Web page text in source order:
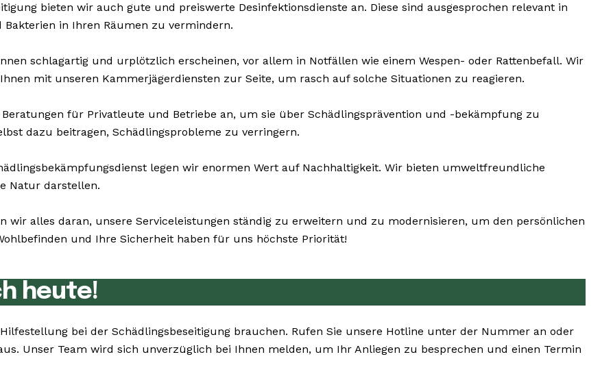
bieten wir auch gute und preiswerte Desinfektionsdienste an. Diese sind ausgesprochen relevant in
in Ihren Räumen zu vermindern.
schlagartig und urplötzlich erscheinen, vor allem in Notfällen wie einem Wespen- oder Rattenbefall. Wir
mit unseren Kammerjägerdiensten zur Seite, um rasch auf solche Situationen zu reagieren.
für Privatleute und Betriebe an, um sie über Schädlingsprävention und -bekämpfung zu
dazu beitragen, Schädlingsprobleme zu verringern.
legen wir enormen Wert auf Nachhaltigkeit. Wir bieten umweltfreundliche
Natur darstellen.
wir alles daran, unsere Serviceleistungen ständig zu erweitern und zu modernisieren, um den persönlichen
und Ihre Sicherheit haben für uns höchste Priorität!
heute!
bei der Schädlingsbeseitigung brauchen. Rufen Sie unsere Hotline unter der Nummer an oder
Unser Team wird sich unverzüglich bei Ihnen melden, um Ihr Anliegen zu besprechen und einen Termin